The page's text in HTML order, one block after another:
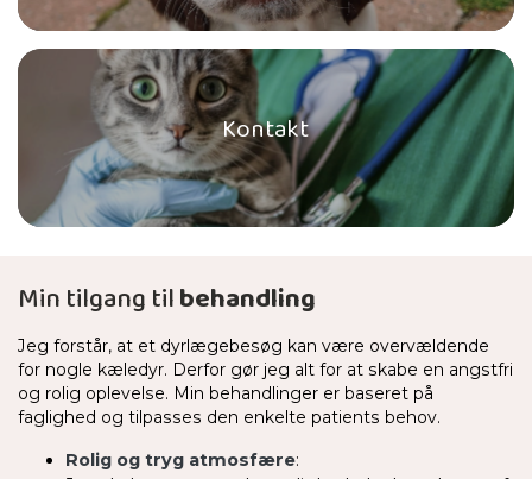
Kontakt
Min tilgang tilbehandling
Jeg forstår, at et dyrlægebesøg kan være overvældende
for nogle kæledyr. Derfor gør jeg alt for at skabe en angstfri
og rolig oplevelse. Min behandlinger er baseret på
faglighed og tilpasses den enkelte patients behov.
Rolig og tryg atmosfære: